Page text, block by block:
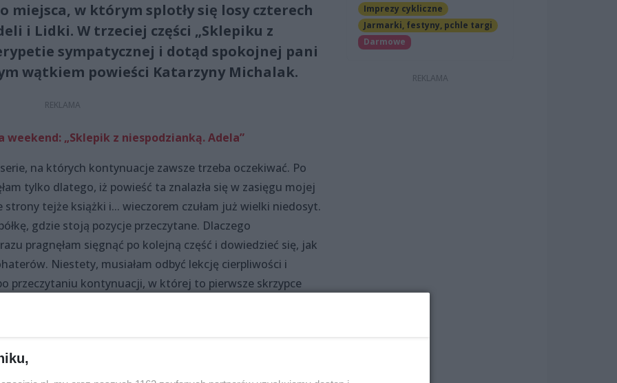
miejsca, w którym splotły się losy czterech
i Lidki. W trzeciej części „Sklepiku z
sympatycznej i dotąd spokojnej pani
wątkiem powieści Katarzyny Michalak.
weekend: „Sklepik z niespodzianką. Adela”
na których kontynuacje zawsze trzeba oczekiwać. Po
tylko dlatego, iż powieść ta znalazła się w zasięgu mojej
strony tejże książki i... wieczorem czułam już wielki niedosyt.
gdzie stoją pozycje przeczytane. Dlaczego
pragnęłam sięgnąć po kolejną część i dowiedzieć się, jak
Niestety, musiałam odbyć lekcję cierpliwości i
przeczytaniu kontynuacji, w której to pierwsze skrzypce
i znowu ten niepokój – jak to się wszystko skończy?
wywołała u mnie nawet pewnego rodzaju złość i zaparłam
silna wola szybko została przełamana, gdy w księgarni moim
I tak chwilę później siedziałam już z książką w
Imprezy cykliczne
Jarmarki, festyny, pchle targi
Darmowe